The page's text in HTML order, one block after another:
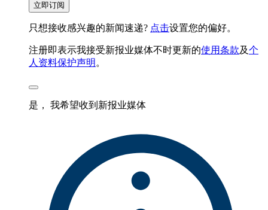
立即订阅
只想接收感兴趣的新闻速递? 点击设置您的偏好。
注册即表示我接受新报业媒体不时更新的使用条款及个
人资料保护声明 。
是， 我希望收到新报业媒体